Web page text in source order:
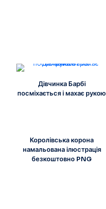
Дівчинка Барбі
посміхається і махає рукою
Королівська корона
намальована ілюстрація
безкоштовно PNG